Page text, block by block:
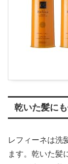
乾いた髪に
レフィーネは洗
ます。乾いた髪